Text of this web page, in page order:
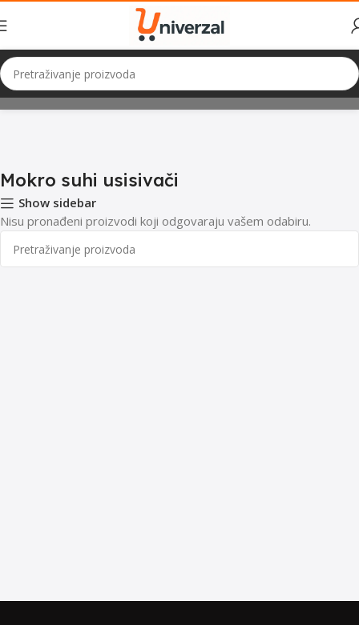
Početna Mali Kućanski Aparati Usisivači Mokro suhi usisivači
Mokro suhi usisivači
Show sidebar
Nisu pronađeni proizvodi koji odgovaraju vašem odabiru.